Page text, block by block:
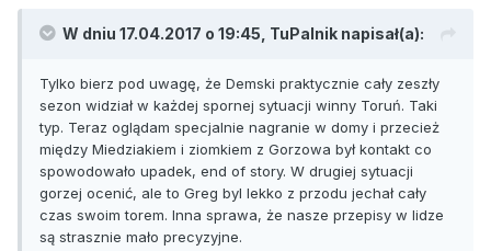
W dniu 17.04.2017 o 19:45, TuPalnik napisał(a):
Tylko bierz pod uwagę, że Demski praktycznie cały zeszły
sezon widział w każdej spornej sytuacji winny Toruń. Taki
typ. Teraz oglądam specjalnie nagranie w domy i przecież
między Miedziakiem i ziomkiem z Gorzowa był kontakt co
spowodowało upadek, end of story. W drugiej sytuacji
gorzej ocenić, ale to Greg byl lekko z przodu jechał cały
czas swoim torem. Inna sprawa, że nasze przepisy w lidze
są strasznie mało precyzyjne.